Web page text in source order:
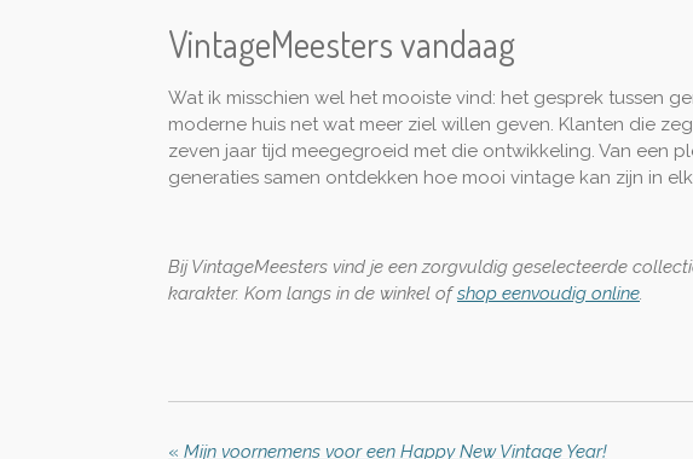
VintageMeesters vandaag
Wat ik misschien wel het mooiste vind: het gesprek tussen
moderne huis net wat meer ziel willen geven. Klanten die
zeven jaar tijd meegegroeid met die ontwikkeling. Van een
generaties samen ontdekken hoe mooi vintage kan zijn in
Bij VintageMeesters vind je een zorgvuldig geselecteerde
karakter. Kom langs in de winkel ofshop eenvoudig online
« Mijn voornemens voor een Happy New Vintage Year!